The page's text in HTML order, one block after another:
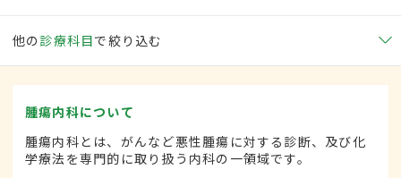
他の 診療科目で絞り込む
腫瘍内科について
腫瘍内科とは、がんなど悪性腫瘍に対する診断、及び化
学療法を専門的に取り扱う内科の一領域です。